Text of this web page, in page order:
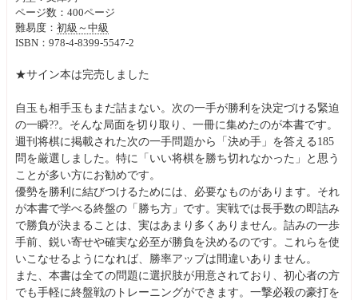
ページ数：400ページ
難易度： 初級～中級
ISBN：978-4-8399-5547-2
★サイン本は完売しました
自玉も相手玉もまだ詰まない。次の一手が勝利を決定づける緊迫
の一瞬??。そんな局面を切り取り、一冊に集めたのが本書です。
週刊将棋に掲載された次の一手問題から「決め手」を答える185
問を厳選しました。特に「いい将棋を勝ち切れなかった」と思う
ことが多い方にお勧めです。
優勢を勝利に結びつけるためには、必要なものがあります。それ
が本書で学べる終盤の「勝ち方」です。実戦では長手数の即詰み
で勝負が決まることは、実はあまり多くありません。詰みの一歩
手前、鋭い寄せや確実な必至が勝負を決めるのです。これらを使
いこなせるようになれば、勝率アップは間違いありません。
また、本書は全ての問題に選択肢が用意されており、初心者の方
でも手軽に終盤戦のトレーニングができます。一撃必殺の豪打を